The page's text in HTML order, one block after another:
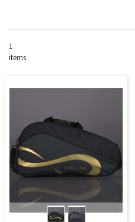
1
items